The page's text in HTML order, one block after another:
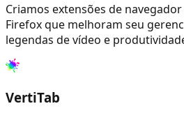
Criamos extensões de
Firefox que melhoram seu
legendas de vídeo e
VertiTab